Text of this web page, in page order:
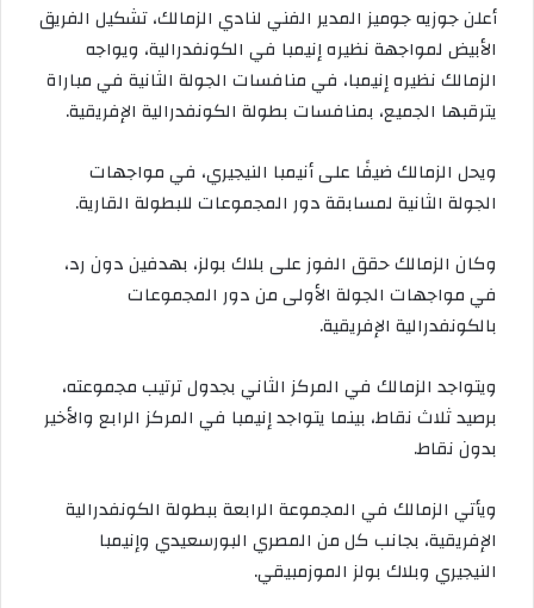
أعلنجوزيهجوميز المدير الفني لنادي الزمالك،تشكيل الفريق
الأبيض لمواجهةنظيرهإنيمبا في الكونفدرالية، ويواجه
الزمالكنظيرهإنيمبا، فيمنافسات الجولة الثانية فيمباراة
يترقبها الجميع، بمنافساتبطولة الكونفدرالية الإفريقية.
ويحل الزمالكضيفًا علىأنيمبا النيجيري، فيمواجهات
الجولة الثانية لمسابقةدور المجموعات للبطولة القارية.
وكان الزمالكحقق الفوز علىبلاكبولز، بهدفيندون رد،
فيمواجهات الجولة الأولىمندور المجموعات
بالكونفدرالية الإفريقية.
ويتواجد الزمالك في المركز الثانيبجدولترتيبمجموعته،
برصيدثلاثنقاط، بينما يتواجدإنيمبا في المركز الرابع والأخير
بدوننقاط.
ويأتي الزمالك في المجموعة الرابعةببطولة الكونفدرالية
الإفريقية، بجانب كلمن المصري البورسعيدي وإنيمبا
النيجيري وبلاكبولز الموزمبيقي.